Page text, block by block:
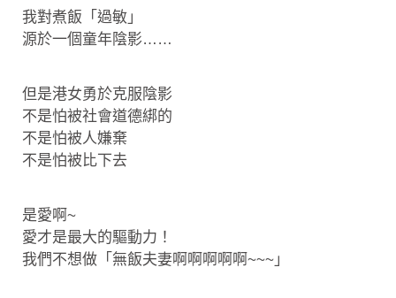
我對煮飯「過敏」
源於一個童年陰影……
但是港女勇於克服陰影
不是怕被社會道德綁的
不是怕被人嫌棄
不是怕被比下去
是愛啊~
愛才是最大的驅動力！
我們不想做「無飯夫妻啊啊啊啊啊~~~」